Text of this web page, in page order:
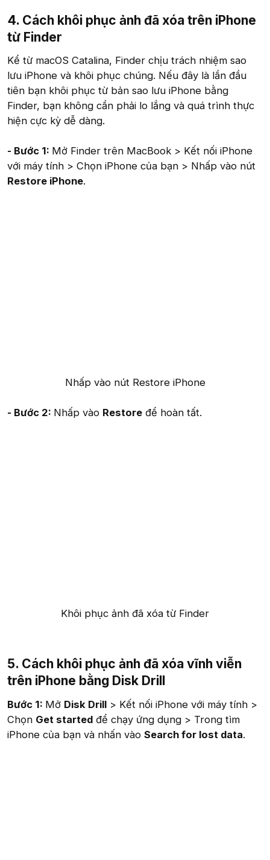
4. Cách khôi phục ảnh đã xóa trên iPhone
từ Finder
Kể từ macOS Catalina, Finder chịu trách nhiệm sao
lưu iPhone và khôi phục chúng. Nếu đây là lần đầu
tiên bạn khôi phục từ bản sao lưu iPhone bằng
Finder, bạn không cần phải lo lắng và quá trình thực
hiện cực kỳ dễ dàng.
- Bước 1: Mở Finder trên MacBook > Kết nối iPhone
với máy tính > Chọn iPhone của bạn > Nhấp vào nút
Restore iPhone.
Nhấp vào nút Restore iPhone​
- Bước 2: Nhấp vào Restore để hoàn tất.
Khôi phục ảnh đã xóa từ Finder​
5. Cách khôi phục ảnh đã xóa vĩnh viễn
trên iPhone bằng Disk Drill
Bước 1: Mở Disk Drill > Kết nối iPhone với máy tính >
Chọn Get started để chạy ứng dụng > Trong tìm
iPhone của bạn và nhấn vào Search for lost data.